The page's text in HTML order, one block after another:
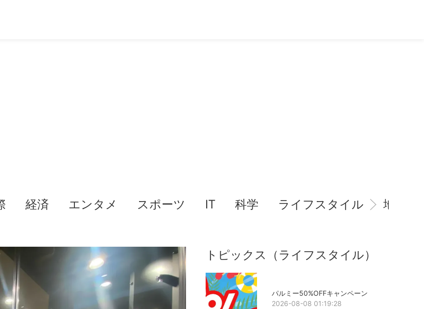
経済 エンタメ スポーツ IT 科学 ライフスタイル 地域情
トピックス（ライフスタイル）
パルミー50%OFFキャンペーン
2026-08-08 01:19:28